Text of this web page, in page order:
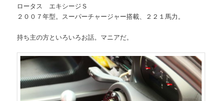
ロータス エキシージＳ
２００７年型。スーパーチャージャー搭載、２２１馬力。
持ち主の方といろいろお話。マニアだ。